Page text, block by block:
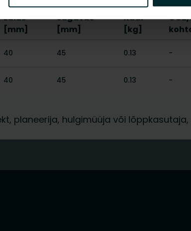
Laius
[mm]
Sügavus
[mm]
Kaal
[kg]
40 45 0.13 -
40 45 0.13 -
planeerija, hulgimüüja või